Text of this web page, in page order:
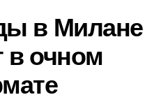
в Милане
в очном